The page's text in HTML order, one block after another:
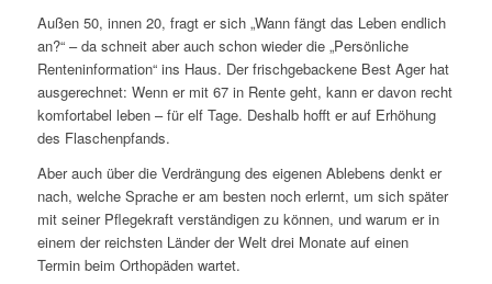
Außen 50, innen 20, fragt er sich „Wann fängt das Leben endlich
an?“ – da schneit aber auch schon wieder die „Persönliche
Renteninformation“ ins Haus. Der frischgebackene Best Ager hat
ausgerechnet: Wenn er mit 67 in Rente geht, kann er davon recht
komfortabel leben – für elf Tage. Deshalb hofft er auf Erhöhung
des Flaschenpfands.
Aber auch über die Verdrängung des eigenen Ablebens denkt er
nach, welche Sprache er am besten noch erlernt, um sich später
mit seiner Pflegekraft verständigen zu können, und warum er in
einem der reichsten Länder der Welt drei Monate auf einen
Termin beim Orthopäden wartet.